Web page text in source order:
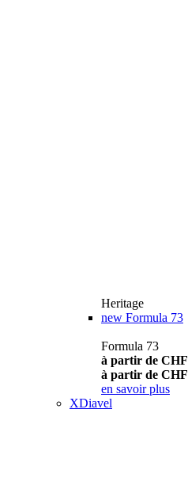
Heritage
new Formula 73
Formula 73
à partir de CHF
à partir de
en savoir plus
XDiavel